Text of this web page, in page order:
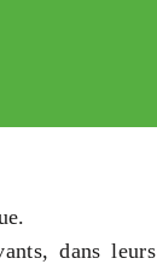
dans leurs